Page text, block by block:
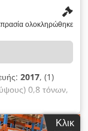
ολοκληρώθηκε
2017, (1)
0,8 τόνων,
και φορτιστή
Eyepfx Ak Dea
Κλικ